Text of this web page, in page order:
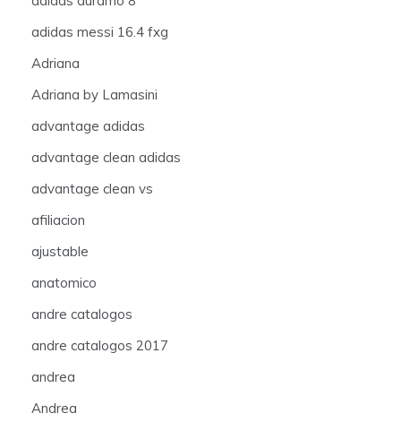
adidas messi 16.4 fxg
Adriana
Adriana by Lamasini
advantage adidas
advantage clean adidas
advantage clean vs
afiliacion
ajustable
anatomico
andre catalogos
andre catalogos 2017
andrea
Andrea